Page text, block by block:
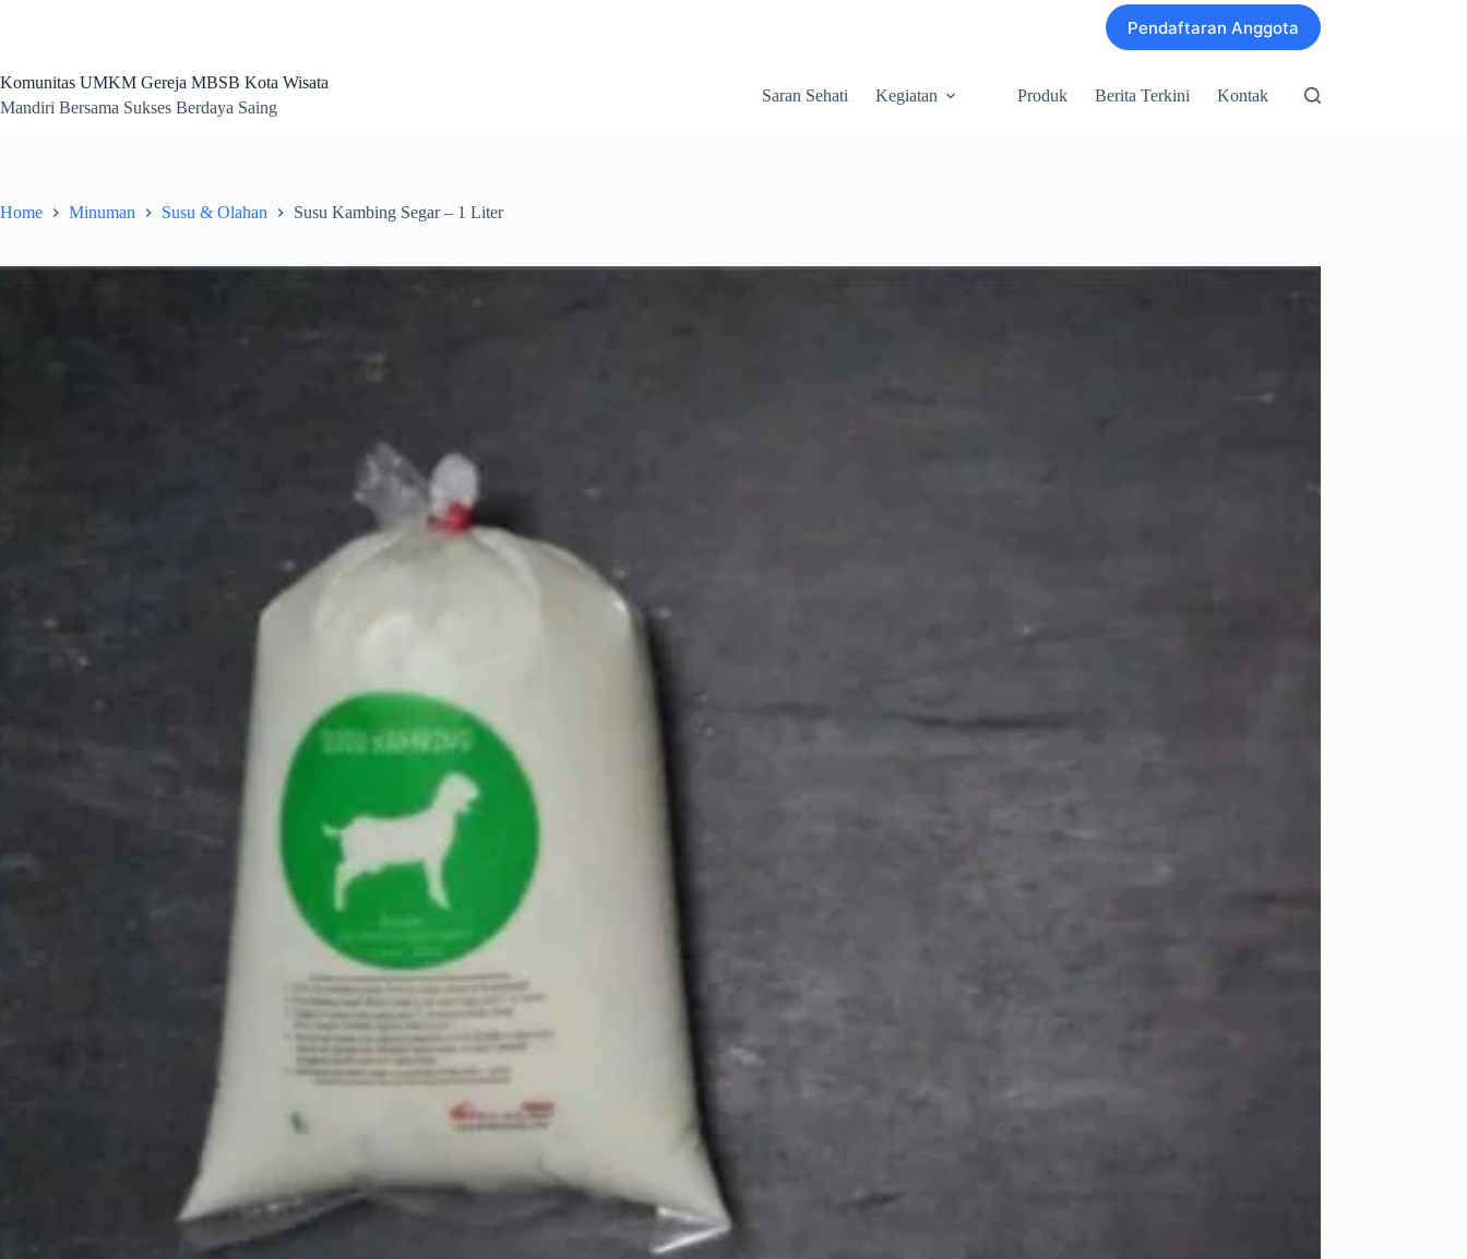
Pendaftaran Anggota
Komunitas UMKM Gereja MBSB Kota Wisata
Mandiri Bersama Sukses Berdaya Saing
Saran Sehati Kegiatan Produk Berita Terkini Kontak
Home Minuman Susu & Olahan Susu Kambing Segar – 1 Liter